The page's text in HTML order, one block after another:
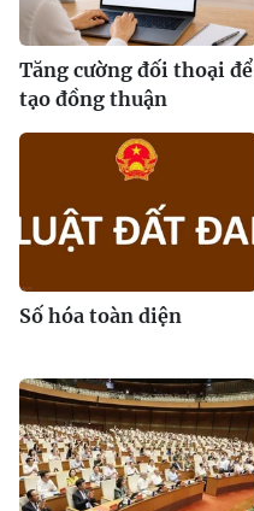
Tăng cường đối thoại để
tạo đồng thuận
Số hóa toàn diện